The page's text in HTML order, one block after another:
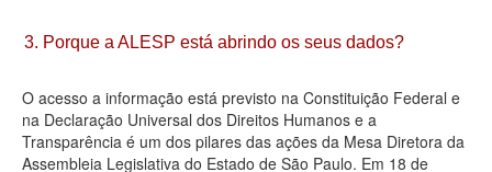
3. Porque a ALESP está abrindo os seus dados?
O acesso a informação está previsto na Constituição Federal e
na Declaração Universal dos Direitos Humanos e a
Transparência é um dos pilares das ações da Mesa Diretora da
Assembleia Legislativa do Estado de São Paulo. Em 18 de